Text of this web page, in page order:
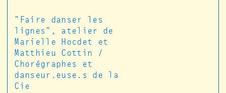
"Faire danser les
lignes", atelier de
Marielle Hocdet et
Matthieu Cottin /
Chorégraphes et
danseur.euse.s de la
Cie